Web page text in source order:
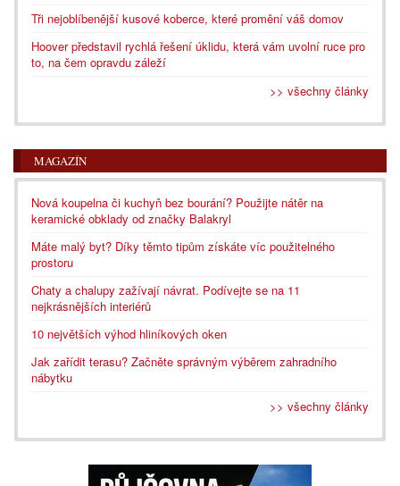
Tři nejoblíbenější kusové koberce, které promění váš domov
Hoover představil rychlá řešení úklidu, která vám uvolní ruce pro
to, na čem opravdu záleží
>> všechny články
MAGAZÍN
Nová koupelna či kuchyň bez bourání? Použijte nátěr na
keramické obklady od značky Balakryl
Máte malý byt? Díky těmto tipům získáte víc použitelného
prostoru
Chaty a chalupy zažívají návrat. Podívejte se na 11
nejkrásnějších interiérů
10 největších výhod hliníkových oken
Jak zařídit terasu? Začněte správným výběrem zahradního
nábytku
>> všechny články